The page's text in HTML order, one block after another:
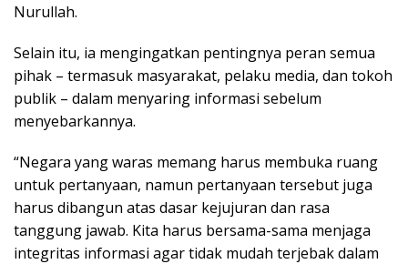
Nurullah.
Selain itu, ia mengingatkan pentingnya peran semua
pihak – termasuk masyarakat, pelaku media, dan tokoh
publik – dalam menyaring informasi sebelum
menyebarkannya.
“Negara yang waras memang harus membuka ruang
untuk pertanyaan, namun pertanyaan tersebut juga
harus dibangun atas dasar kejujuran dan rasa
tanggung jawab. Kita harus bersama-sama menjaga
integritas informasi agar tidak mudah terjebak dalam